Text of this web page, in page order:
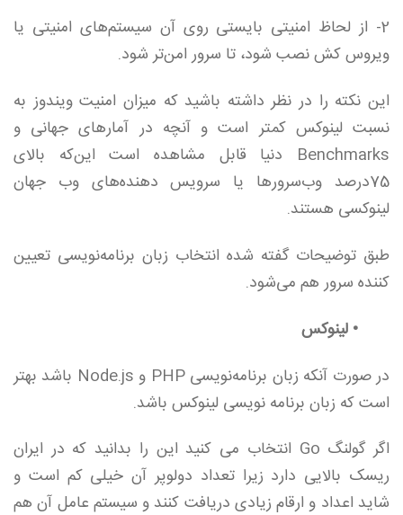
2- از لحاظ امنیتی بایستی روی آن سیستم‌های امنیتی یا
ویروس کش نصب شود، تا سرور امن‌تر شود.
این نکته را در نظر داشته باشید که میزان امنیت ویندوز به
نسبت لینوکس کمتر است و آنچه در آمارهای جهانی و
Benchmarks دنیا قابل مشاهده است این‌که بالای
75درصد وب‌سرورها یا سرویس دهنده‌های وب جهان
لینوکسی هستند.
طبق توضیحات گفته شده انتخاب زبان برنامه‌نویسی تعیین
کننده سرور هم می‌شود.
• لینوکس
در صورت آنکه زبان برنامه‌نویسی PHP و Node.js باشد بهتر
است که زبان برنامه نویسی لینوکس باشد.
اگر گولنگ Go انتخاب می کنید این را بدانید که در ایران
ریسک بالایی دارد زیرا تعداد دولوپر آن خیلی کم است و
شاید اعداد و ارقام زیادی دریافت کنند و سیستم عامل آن هم